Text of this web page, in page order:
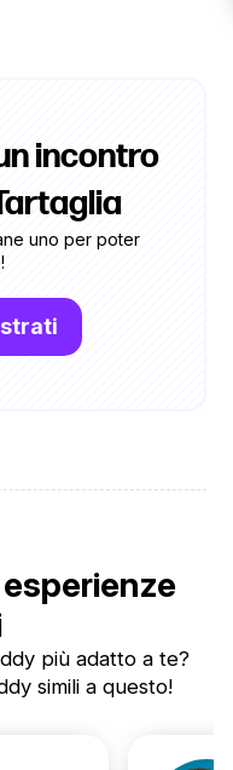
incontro
uno per poter
più adatto a te?
simili a questo!